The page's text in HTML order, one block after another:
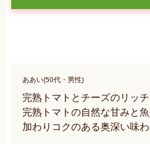
ああい(50代・男性)
完熟トマトとチーズのリッ
完熟トマトの自然な甘みと
加わりコクのある奥深い味わ